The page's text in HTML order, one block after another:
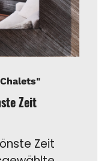
Zeit
Zeit